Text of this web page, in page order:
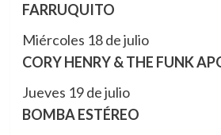
FARRUQUITO
Miércoles 18 de julio
CORY HENRY & THE FUNK
Jueves 19 de julio
BOMBA ESTÉREO